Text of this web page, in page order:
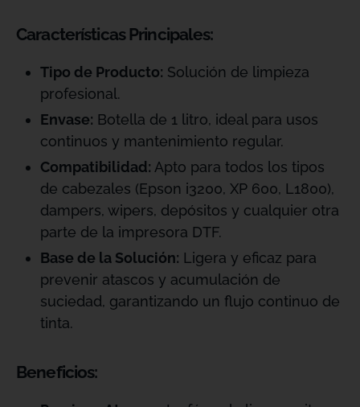
Características Principales:
Tipo de Producto: Solución de limpieza
profesional.
Envase: Botella de 1 litro, ideal para usos
continuos y mantenimiento regular.
Compatibilidad: Apto para todos los tipos
de cabezales (Epson i3200, XP 600, L1800),
dampers, wipers, depósitos y cualquier otra
parte de la impresora DTF.
Base de la Solución: Ligera y eficaz para
prevenir atascos y acumulación de
suciedad, garantizando un flujo continuo de
tinta.
Beneficios: